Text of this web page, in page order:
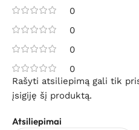
0
0
0
0
Atsiliepimai
Rašyti atsiliepimą gali tik
įsigiję šį produktą.